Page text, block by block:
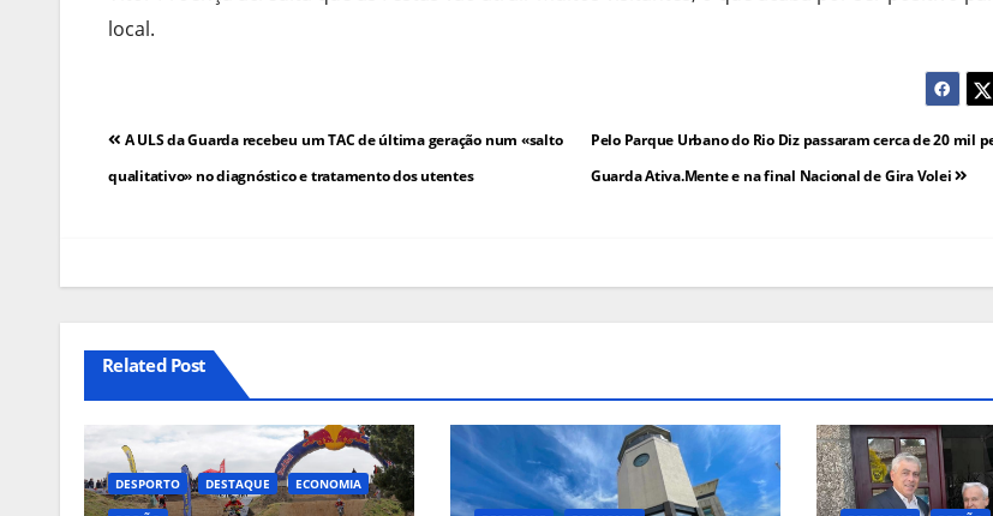
local.
Navegação
de
Pelo Parque Urbano do Rio Diz passaram cerca de 20 mil
Guarda Ativa.Mente e na final Nacional de Gira Volei
A ULS da Guarda recebeu um TAC de última geração num «salto
qualitativo» no diagnóstico e tratamento dos utentes
Related Post
DESPORTO DESTAQUE ECONOMIA